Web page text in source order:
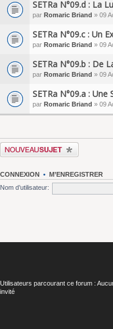
SETRa N°09.d : La
par Romaric Briand » 09
SETRa N°09.c : Un
par Romaric Briand » 09
SETRa N°09.b : De
par Romaric Briand » 09
SETRa N°09.a :
par Romaric Briand » 09
Écrire un nouveau sujet
CONNEXION • M’ENREGISTRER
Nom d’utilisateur:
Utilisateurs parcourant ce forum :
invité